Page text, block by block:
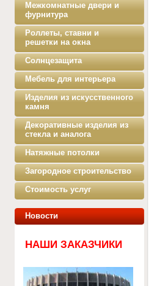
Межкомнатные двери и
фурнитура
Роллеты, ставни и
решетки на окна
Солнцезащита
Мебель для интерьера
Изделия из искусственного
камня
Декоративные изделия из
стекла и аналога
Натяжные потолки
Загородное строительство
Стоимость услуг
Новости
НАШИ ЗАКАЗЧИКИ